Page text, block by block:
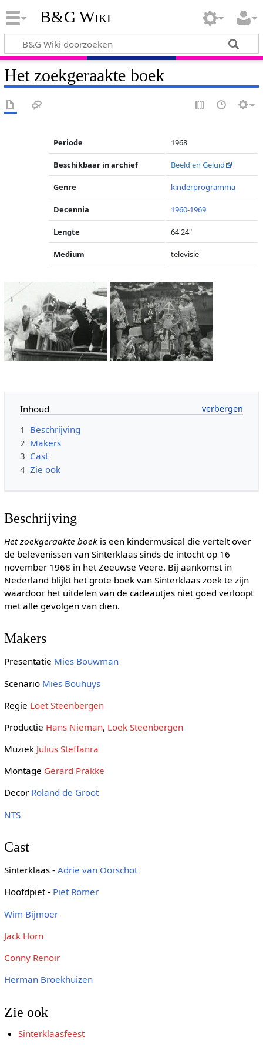
B&G Wiki
Het zoekgeraakte boek
Periode 1968
Beschikbaar in archief Beeld en Geluid
Genre kinderprogramma
Decennia 1960-1969
Lengte 64'24"
Medium televisie
Inhoud
1 Beschrijving
2 Makers
3 Cast
4 Zie ook
Beschrijving
Het zoekgeraakte boekis een kindermusical die vertelt over
de belevenissen van Sinterklaas sinds de intocht op 16
november 1968 in het Zeeuwse Veere. Bij aankomst in
Nederland blijkt het grote boek van Sinterklaas zoek te zijn
waardoor het uitdelen van de cadeautjes niet goed verloopt
met alle gevolgen van dien.
Makers
Presentatie Mies Bouwman
Scenario Mies Bouhuys
Regie Loet Steenbergen
Productie Hans Nieman, Loek Steenbergen
Muziek Julius Steffanra
Montage Gerard Prakke
Decor Roland de Groot
NTS
Cast
Sinterklaas - Adrie van Oorschot
Hoofdpiet - Piet Römer
Wim Bijmoer
Jack Horn
Conny Renoir
Herman Broekhuizen
Zie ook
Sinterklaasfeest